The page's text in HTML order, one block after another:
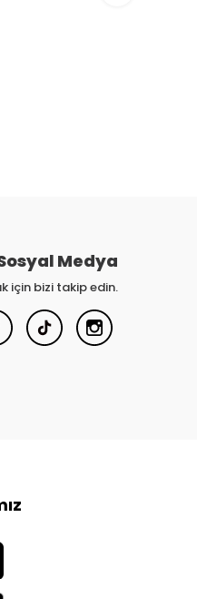
Medya
için bizi takip edin.